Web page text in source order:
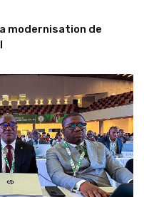
modernisation de